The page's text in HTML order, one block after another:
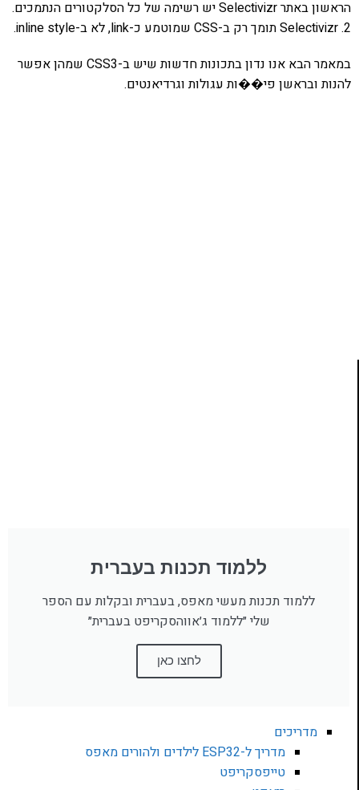
הראשון באתר Selectivizr יש רשימה של כל הסלקטורים הנתמכים.
2. Selectivizr תומך רק ב-CSS שמוטמע כ-link, לא ב-inline style.
במאמר הבא אנו נדון בתכונות חדשות שיש ב-CSS3 שמהן אפשר
להנות ובראשן פי��ות עגולות וגרדיאנטים.
ללמוד תכנות בעברית
ללמוד תכנות מעשי מאפס, בעברית ובקלות עם הספר
שלי ״ללמוד ג׳אווהסקריפט בעברית״
לחצו כאן
מדריכים
מדריך ל-ESP32 לילדים ולהורים מאפס
טייפסקריפט